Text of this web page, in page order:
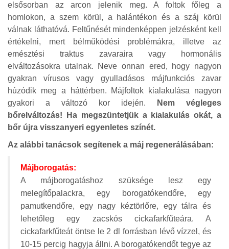
elsősorban az arcon jelenik meg. A foltok főleg a
homlokon, a szem körül, a halántékon és a száj körül
válnak láthatóvá. Feltűnését mindenképpen jelzésként kell
értékelni, mert bélműködési problémákra, illetve az
emésztési traktus zavaraira vagy hormonális
elváltozásokra utalnak. Neve onnan ered, hogy nagyon
gyakran vírusos vagy gyulladásos májfunkciós zavar
húzódik meg a háttérben. Májfoltok kialakulása nagyon
gyakori a változó kor idején. Nem végleges
bőrelváltozás! Ha megszüntetjük a kialakulás okát, a
bőr újra visszanyeri egyenletes színét.
Az alábbi tanácsok segítenek a máj regenerálásában:
Májborogatás:
A májborogatáshoz szüksége lesz egy
melegítőpalackra, egy borogatókendőre, egy
pamutkendőre, egy nagy kéztörlőre, egy tálra és
lehetőleg egy zacskós cickafarkfűteára. A
cickafarkfűteát öntse le 2 dl forrásban lévő vízzel, és
10-15 percig hagyja állni. A borogatókendőt tegye az